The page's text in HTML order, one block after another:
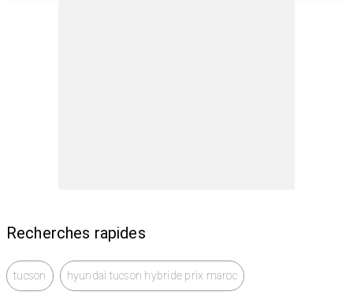
Recherches rapides
tucson hyundai tucson hybride prix maroc